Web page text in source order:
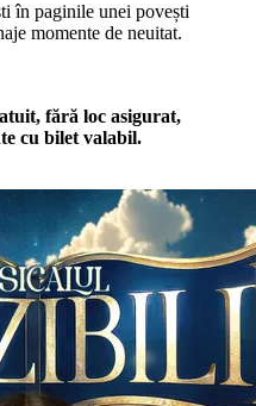
în paginile unei povești
momente de neuitat.
fără loc asigurat,
cu bilet valabil.